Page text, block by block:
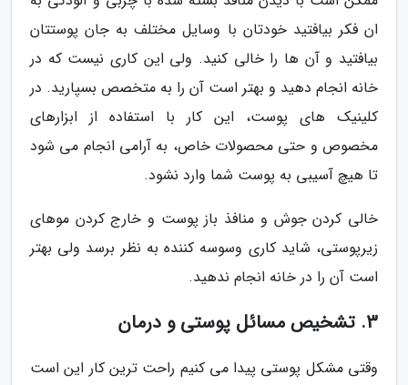
ان فکر بیافتید خودتان با وسایل مختلف به جان پوستتان
بیافتید و آن ها را خالی کنید. ولی این کاری نیست که در
خانه انجام دهید و بهتر است آن را به متخصص بسپارید. در
کلینیک های پوست، این کار با استفاده از ابزارهای
مخصوص و حتی محصولات خاص، به آرامی انجام می شود
تا هیچ آسیبی به پوست شما وارد نشود.
خالی کردن جوش و منافذ باز پوست و خارج کردن موهای
زیرپوستی، شاید کاری وسوسه کننده به نظر برسد ولی بهتر
است آن را در خانه انجام ندهید.
3. تشخیص مسائل پوستی و درمان
وقتی مشکل پوستی پیدا می کنیم راحت ترین کار این است